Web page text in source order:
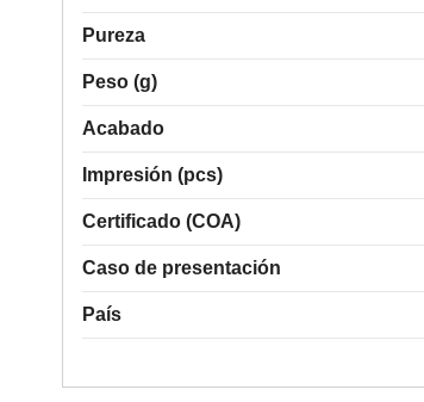
Pureza
Peso (g)
Acabado
Impresión (pcs)
Certificado (COA)
Caso de presentación
País